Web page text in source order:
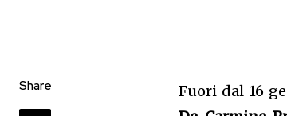
Share Fuori dal 16